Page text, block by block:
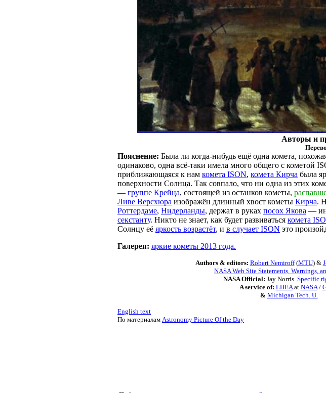
Авторы и
Пояснение: Была ли когда-нибудь ещё одна комета,
одинаково, одна всё-таки имела много общего с кометой
приближающаяся к нам комета ISON, комета Кирча была
поверхности Солнца. Так совпало, что ни одна из этих
— группе Крейца, состоящей из останков кометы,
Ливе Версхюра изображён длинный хвост кометы Кирча.
Роттердаме, Нидерланды, держат в руках посох Якова —
секстанту. Никто не знает, как будет развиваться комета
Солнцу её яркость возрастёт, и в случает ISON это
Галерея: яркие кометы 2013 года.
Authors & editors: Robert Nemiroff(MTU) &
NASA Web Site Statements, Warnings,
NASA Official: Jay Norris. Specific
A service of: LHEAat NASA/
& Michigan Tech. U.
English text
По материалам Astronomy Picture Of the Day